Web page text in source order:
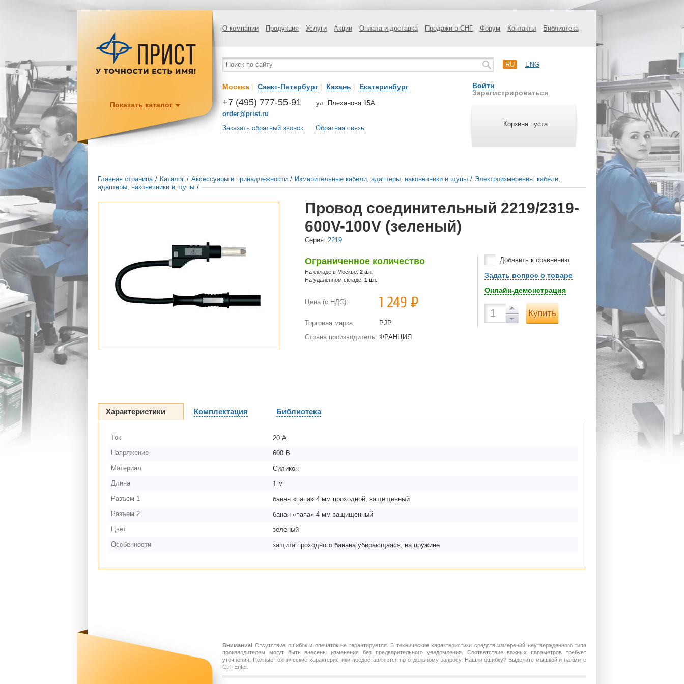
О компании Продукция Услуги Акции Оплата и доставка Продажи в СНГ Форум Контакты Библиотека
RU ENG
Москва | Санкт-Петербург | Казань | Екатеринбург
+7 (495) 777-55-91
order@prist.ru
ул. Плеханова 15А
Заказать обратный звонок Обратная связь
Войти
Зарегистрироваться
Корзина пуста
Показать каталог
Главная страница / Каталог / Аксессуары и принадлежности / Измерительные кабели, адаптеры, наконечники и щупы / Электроизмерения: кабели,
адаптеры, наконечники и щупы /
Провод соединительный 2219/2319-
600V-100V (зеленый)
Cерия: 2219
Ограниченное количество
На складе в Москве: 2 шт.
На удалённом складе: 1 шт.
Цена (с НДС): 1 249 Р
Торговая марка:
PJP
Страна производитель: ФРАНЦИЯ
Добавить к сравнению
Задать вопрос о товаре
Онлайн-демонстрация
Купить
Характеристики Комплектация Библиотека
Ток
20 А
Напряжение
600 В
Материал
Силикон
Длина
1 м
Разъем 1
банан «папа» 4 мм проходной, защищенный
Разъем 2
банан «папа» 4 мм защищенный
Цвет
зеленый
Особенности
защита проходного банана убирающаяся, на пружине
Внимание! Отсутствие ошибок и опечаток не гарантируется. В технические характеристики средств измерений неутвержденного типа
производителем могут быть внесены изменения без предварительного уведомления. Соответствие важных параметров требует
уточнения. Полные технические характеристики предоставляются по отдельному запросу. Нашли ошибку? Выделите мышкой и нажмите
Ctrl+Enter.